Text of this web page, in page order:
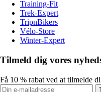
Training-Fit
Trek-Expert
TripnBikers
Vélo-Store
Winter-Expert
Tilmeld dig vores
Få 10 % rabat ved at tilmelde